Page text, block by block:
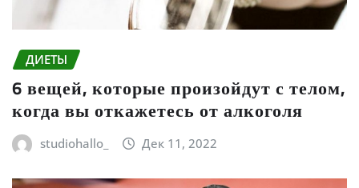
ДИЕТЫ
6 вещей, которые произойдут с телом,
когда вы откажетесь от алкоголя
studiohallo_ Дек 11, 2022